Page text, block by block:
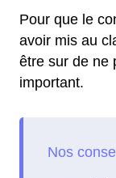
Pour que le
avoir mis au
être sur de ne
important.